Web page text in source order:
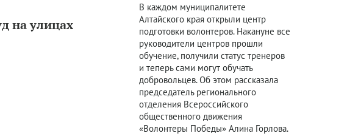
на улицах
В каждом муниципалитете
Алтайского края открыли центр
подготовки волонтеров. Накануне все
руководители центров прошли
обучение, получили статус тренеров
и теперь сами могут обучать
добровольцев. Об этом рассказала
председатель регионального
отделения Всероссийского
общественного движения
«Волонтеры Победы» Алина Горлова.